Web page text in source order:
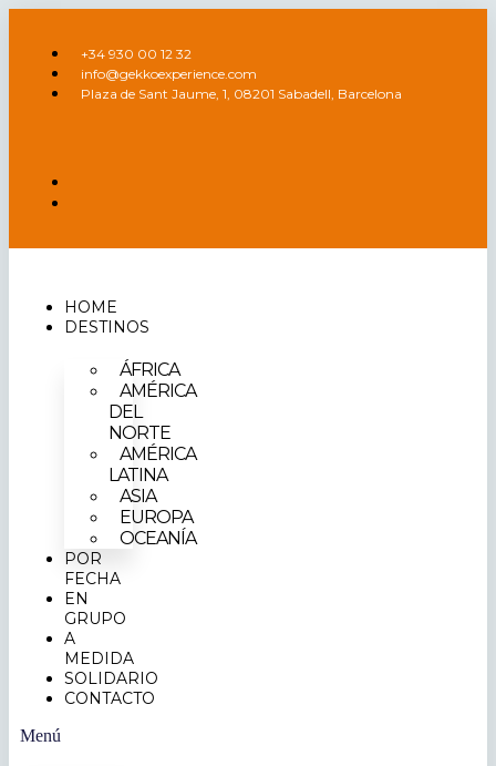
contenido
+34 930 00 12 32
info@gekkoexperience.com
Plaza de Sant Jaume, 1, 08201 Sabadell, Barcelona
HOME
DESTINOS
ÁFRICA
AMÉRICA
DEL
NORTE
AMÉRICA
LATINA
ASIA
EUROPA
OCEANÍA
POR
FECHA
EN
GRUPO
A
MEDIDA
SOLIDARIO
CONTACTO
Menú